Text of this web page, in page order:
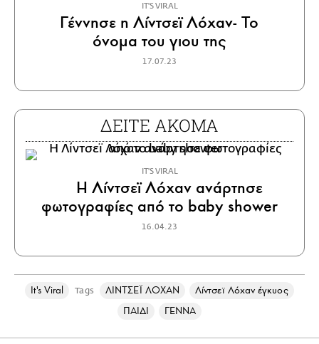
IT'S VIRAL
Γέννησε η Λίντσεϊ Λόχαν- Το
όνομα του γιου της
17.07.23
ΔΕΙΤΕ ΑΚΟΜΑ
IT'S VIRAL
Η Λίντσεϊ Λόχαν ανάρτησε
φωτογραφίες από το baby shower
16.04.23
It's Viral Tags ΛΙΝΤΣΕΪ ΛΟΧΑΝ
Λίντσεϊ Λόχαν έγκυος
ΠΑΙΔΙ
ΓΕΝΝΑ